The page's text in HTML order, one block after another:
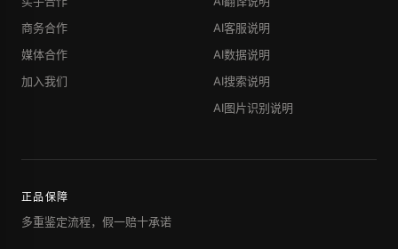
商务合作
媒体合作
加入我们
AI客服说明
AI数据说明
AI搜索说明
AI图片识别说明
正品保障
多重鉴定流程，假一赔十承诺